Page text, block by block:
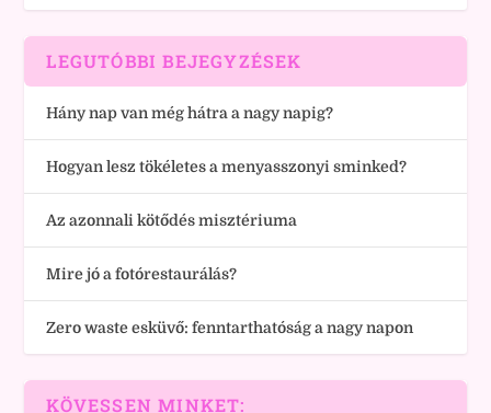
LEGUTÓBBI BEJEGYZÉSEK
Hány nap van még hátra a nagy napig?
Hogyan lesz tökéletes a menyasszonyi sminked?
Az azonnali kötődés misztériuma
Mire jó a fotórestaurálás?
Zero waste esküvő: fenntarthatóság a nagy napon
KÖVESSEN MINKET: